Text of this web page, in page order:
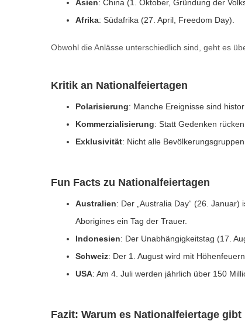
Asien: China (1. Oktober, Gründung der
Afrika: Südafrika (27. April, Freedom Day).
Obwohl die Anlässe unterschiedlich sind, geht es
Kritik an Nationalfeiertagen
Polarisierung: Manche Ereignisse sind
Kommerzialisierung: Statt Gedenken
Exklusivität: Nicht alle
Fun Facts zu Nationalfeiertagen
Australien: Der „Australia Day“ (26.
Aborigines ein Tag der Trauer.
Indonesien: Der Unabhängigkeitstag (17.
Schweiz: Der 1. August wird mit
USA: Am 4. Juli werden jährlich über 150
Fazit: Warum es Nationalfeiertage gibt